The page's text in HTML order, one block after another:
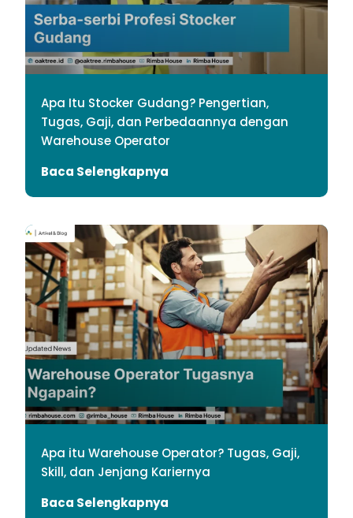
Apa Itu Stocker Gudang? Pengertian,
Tugas, Gaji, dan Perbedaannya dengan
Warehouse Operator
Baca Selengkapnya
Apa itu Warehouse Operator? Tugas, Gaji,
Skill, dan Jenjang Kariernya
Baca Selengkapnya